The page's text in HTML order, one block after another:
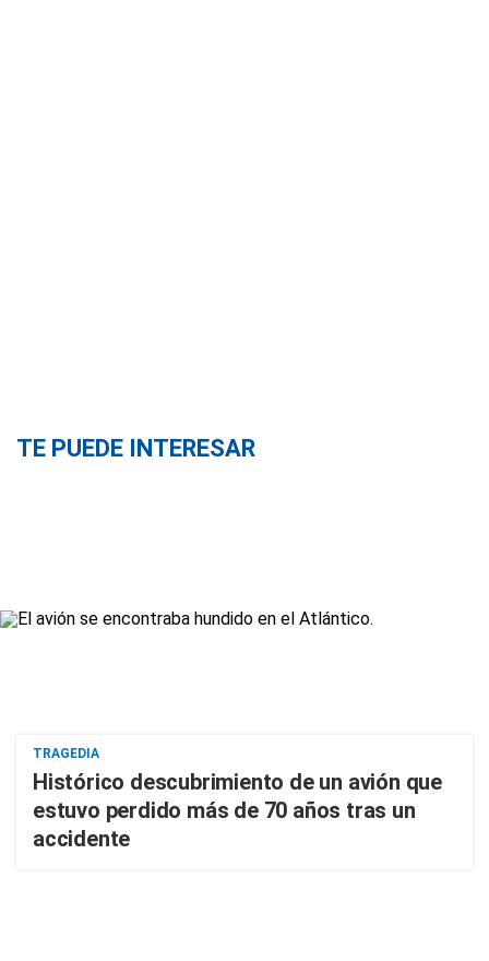
TE PUEDE INTERESAR
TRAGEDIA
Histórico descubrimiento de un avión que
estuvo perdido más de 70 años tras un
accidente